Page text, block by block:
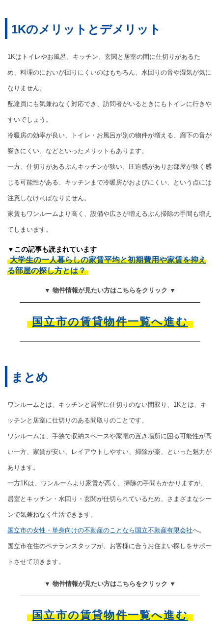
1Kのメリットとデメリット
1Kはトイレやお風呂、キッチン、玄関と居室の間に仕切りがあるた
め、料理のにおいが回りにくいのはもちろん、水回りの音や湿気が気に
なりません。
配達員にも気兼ねなく対応でき、訪問者がいるときにもトイレに行きや
すいでしょう。
冷暖房の効率が良い、トイレ・お風呂が別の物件が増える、廊下の音が
響きにくい、などといったメリットもあります。
一方、仕切りがあるぶんキッチンが狭い、圧迫感がありお部屋が狭く感
じる可能性がある、キッチンまで冷暖房がおよびにくい、という点には
注意しなければなりません。
家賃もワンルームより高く、設備や広さが増えるぶん掃除の手間も増え
てしまいます。
▼この記事も読まれています
大学生の一人暮らしの家賃平均と初期費用や家賃を抑え
る部屋の探し方とは？
▼ 物件情報が見たい方はこちらをクリック ▼
国立市の賃貸物件一覧へ進む
まとめ
ワンルームとは、キッチンと居室に仕切りのない間取り、1Kとは、キ
ッチンと居室に仕切りのある間取りのことです。
ワンルームは、手狭で収納スペースや家電の置き場所に困る可能性が高
い一方、家賃が安い、レイアウトしやすい、掃除が楽、といった魅力が
あります。
一方1Kは、ワンルームより家賃が高く、掃除の手間もかかりますが、
居室とキッチン・水回り・玄関が仕切られているため、さまざまなシー
ンで気兼ねなく生活できます。
国立市の女性・単身向けの不動産のことなら国立不動産有限会社へ。
国立市在住のベテランスタッフが、お客様に合うお住まい探しをサポー
トさせて頂きます。
▼ 物件情報が見たい方はこちらをクリック ▼
国立市の賃貸物件一覧へ進む